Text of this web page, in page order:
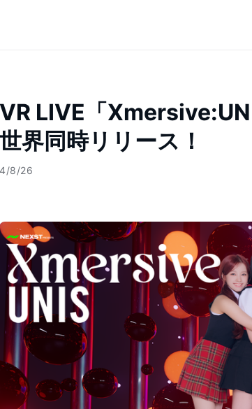
VR LIVE「
世界同時リリース！
4/8/26